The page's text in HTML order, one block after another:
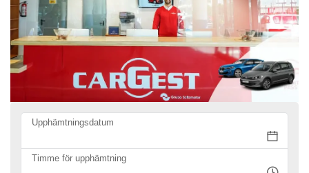
Upphämtningsdatum
Timme för upphämtning